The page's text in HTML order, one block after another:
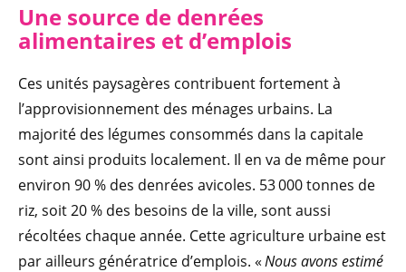
Une source de denrées
alimentaires et d’emplois
Ces unités paysagères contribuent fortement à
l’approvisionnement des ménages urbains. La
majorité des légumes consommés dans la capitale
sont ainsi produits localement. Il en va de même pour
environ 90 % des denrées avicoles. 53 000 tonnes de
riz, soit 20 % des besoins de la ville, sont aussi
récoltées chaque année. Cette agriculture urbaine est
par ailleurs génératrice d’emplois. «Nous avons estimé